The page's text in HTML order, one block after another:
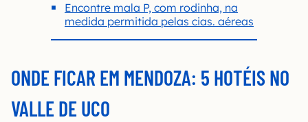
Encontre mala P, com rodinha, na
medida permitida pelas cias. aéreas
ONDE FICAR EM MENDOZA: 5 HOTÉIS NO
VALLE DE UCO